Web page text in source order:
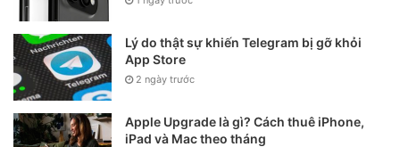
Apple cũng chưa lên tiếng xác nhân về vấn đề nay. Bên
cạnh đó, theo những thông tin từ người dùng thì iPhone 11
là dòng máy duy nhất bị khóa sign vào iOS14 còn các máy
dòng máy khác vẫn đang được nâng cấp bình thường.
Lý do thật sự khiến Telegram bị gỡ khỏi
App Store
2 ngày trước
Apple Upgrade là gì? Cách thuê iPhone,
iPad và Mac theo tháng